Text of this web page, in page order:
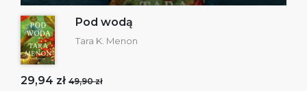
Pod wodą
Tara K. Menon
29,94 zł 49,90 zł